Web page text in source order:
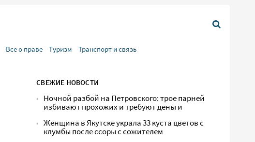
Все о праве Туризм Транспорт и связь
СВЕЖИЕ НОВОСТИ
Ночной разбой на Петровского: трое парней
избивают прохожих и требуют деньги
Женщина в Якутске украла 33 куста цветов с
клумбы после ссоры с сожителем